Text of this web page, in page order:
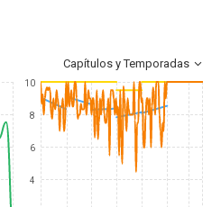
Capítulos y Temporadas
10
8
6
4